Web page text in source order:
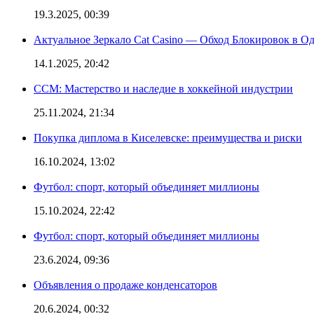
19.3.2025, 00:39
Актуальное Зеркало Cat Casino — Обход Блокировок в
14.1.2025, 20:42
CCM: Мастерство и наследие в хоккейной индустрии
25.11.2024, 21:34
Покупка диплома в Киселевске: преимущества и риски
16.10.2024, 13:02
Футбол: спорт, который объединяет миллионы
15.10.2024, 22:42
Футбол: спорт, который объединяет миллионы
23.6.2024, 09:36
Объявления о продаже конденсаторов
20.6.2024, 00:32